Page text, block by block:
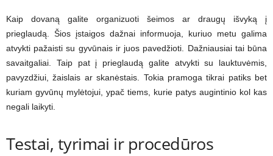
Kaip dovaną galite organizuoti šeimos ar draugų išvyką į
prieglaudą. Šios įstaigos dažnai informuoja, kuriuo metu galima
atvykti pažaisti su gyvūnais ir juos pavedžioti. Dažniausiai tai būna
savaitgaliai. Taip pat į prieglaudą galite atvykti su lauktuvėmis,
pavyzdžiui, žaislais ar skanėstais. Tokia pramoga tikrai patiks bet
kuriam gyvūnų mylėtojui, ypač tiems, kurie patys augintinio kol kas
negali laikyti.
Testai, tyrimai ir procedūros